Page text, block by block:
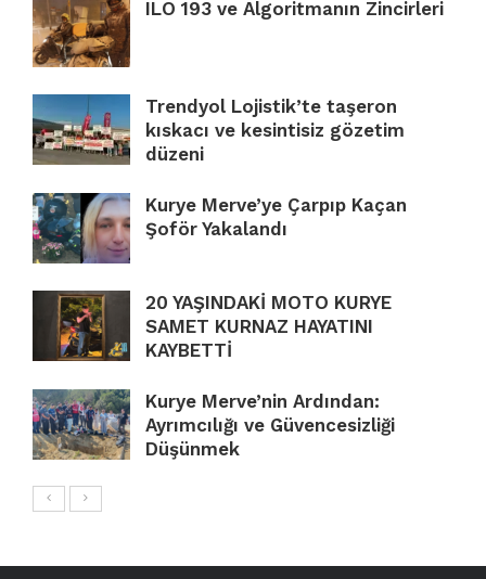
ILO 193 ve Algoritmanın Zincirleri
Trendyol Lojistik’te taşeron
kıskacı ve kesintisiz gözetim
düzeni
Kurye Merve’ye Çarpıp Kaçan
Şoför Yakalandı
20 YAŞINDAKİ MOTO KURYE
SAMET KURNAZ HAYATINI
KAYBETTİ
Kurye Merve’nin Ardından:
Ayrımcılığı ve Güvencesizliği
Düşünmek